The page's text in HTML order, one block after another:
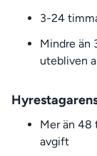
3-24
Mindre än
utebliven
Mer än 48
avgift